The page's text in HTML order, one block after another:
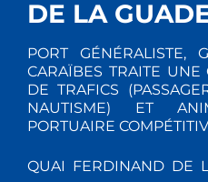
DE LA
PORT GÉNÉRALISTE,
CARAÏBES TRAITE UNE
DE TRAFICS
NAUTISME) ET
PORTUAIRE
QUAI FERDINAND DE